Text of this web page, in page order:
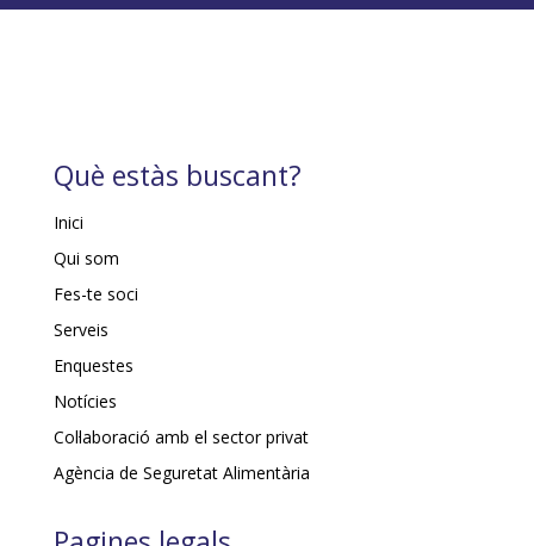
Què estàs buscant?
Inici
Qui som
Fes-te soci
Serveis
Enquestes
Notícies
Col·laboració amb el sector privat
Agència de Seguretat Alimentària